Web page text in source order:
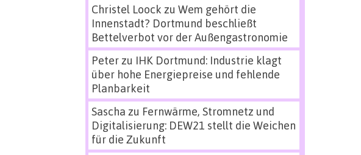
Christel Loock zu Wem gehört die
Innenstadt? Dortmund beschließt
Bettelverbot vor der Außengastronomie
Peterzu IHK Dortmund: Industrie klagt
über hohe Energiepreise und fehlende
Planbarkeit
Sascha zu Fernwärme, Stromnetz und
Digitalisierung: DEW21 stellt die Weichen
für die Zukunft